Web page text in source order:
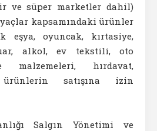
ve süper marketler dahil)
kapsamındaki ürünler
eşya, oyuncak, kırtasiye,
alkol, ev tekstili, oto
malzemeleri, hırdavat,
satışına izin
Salgın Yönetimi ve